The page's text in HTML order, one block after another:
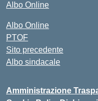
Albo Online
Albo Online
PTOF
Sito precedente
Albo sindacale
Amministrazione